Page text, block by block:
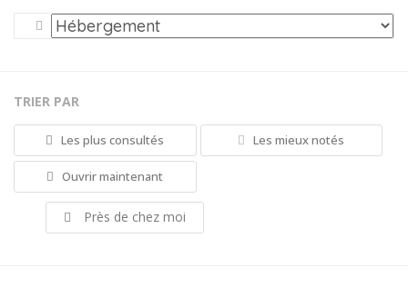
TRIER PAR
Les plus consultés Les mieux notés
Ouvrir maintenant
Près de chez moi